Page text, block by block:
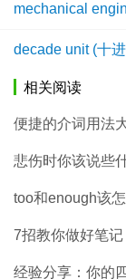
mechanical
decade unit (十
相关阅读
便捷的介词用法
悲伤时你该说些
too和enough该
7招教你做好笔记
经验分享：你的